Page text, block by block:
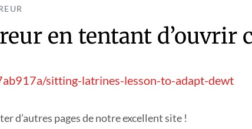
en tentant d’ouvrir
sitting-latrines-lesson-to-adapt-dewt
d’autres pages de notre excellent site !